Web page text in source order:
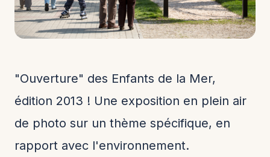
"Ouverture" des Enfants de la Mer,
édition 2013 ! Une exposition en plein air
de photo sur un thème spécifique, en
rapport avec l'environnement.